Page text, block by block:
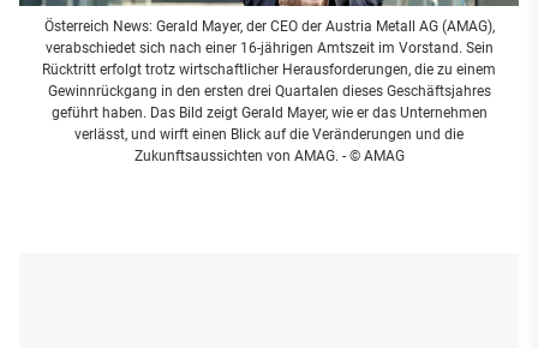
Österreich News: Gerald Mayer, der CEO der Austria Metall AG (AMAG),
verabschiedet sich nach einer 16-jährigen Amtszeit im Vorstand. Sein
Rücktritt erfolgt trotz wirtschaftlicher Herausforderungen, die zu einem
Gewinnrückgang in den ersten drei Quartalen dieses Geschäftsjahres
geführt haben. Das Bild zeigt Gerald Mayer, wie er das Unternehmen
verlässt, und wirft einen Blick auf die Veränderungen und die
Zukunftsaussichten von AMAG. - © AMAG